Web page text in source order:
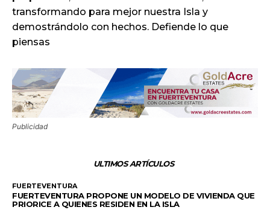
transformando para mejor nuestra Isla y
demostrándolo con hechos. Defiende lo que
piensas
Publicidad
ULTIMOS ARTÍCULOS
FUERTEVENTURA
FUERTEVENTURA PROPONE UN MODELO DE VIVIENDA QUE
PRIORICE A QUIENES RESIDEN EN LA ISLA